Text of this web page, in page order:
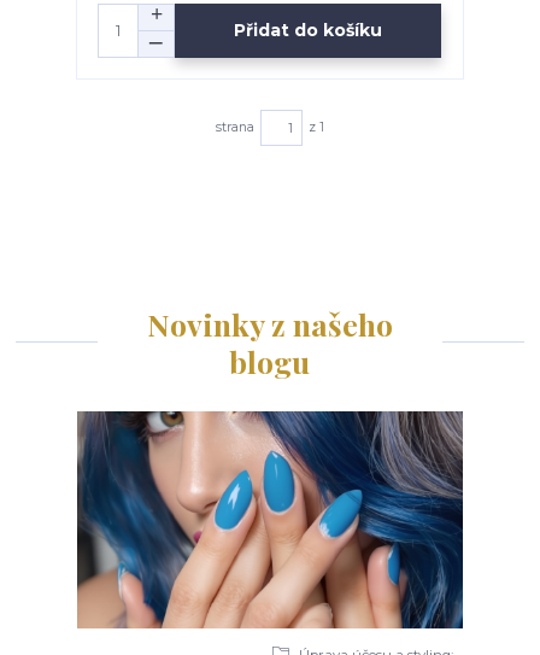
Přidat do košíku
strana z 1
Novinky z našeho
blogu